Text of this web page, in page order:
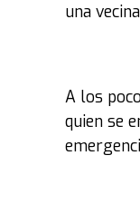
una
A los
quien se